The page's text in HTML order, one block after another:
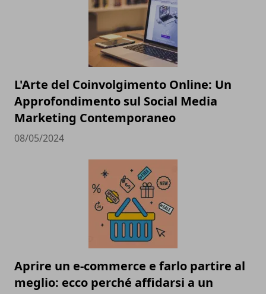
L'Arte del Coinvolgimento Online: Un
Approfondimento sul Social Media
Marketing Contemporaneo
08/05/2024
Aprire un e-commerce e farlo partire al
meglio: ecco perché affidarsi a un